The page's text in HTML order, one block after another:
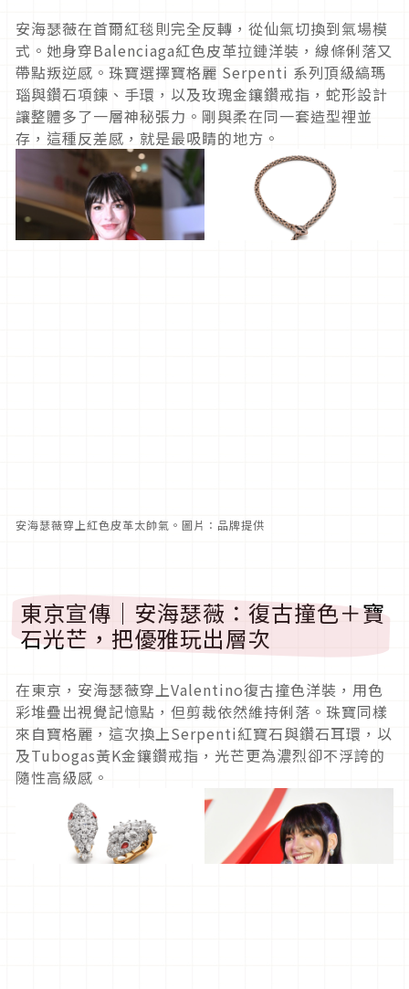
安海瑟薇在首爾紅毯則完全反轉，從仙氣切換到氣場模
式。她身穿Balenciaga紅色皮革拉鏈洋裝，線條俐落又
帶點叛逆感。珠寶選擇寶格麗 Serpenti 系列頂級縞瑪
瑙與鑽石項鍊、手環，以及玫瑰金鑲鑽戒指，蛇形設計
讓整體多了一層神秘張力。剛與柔在同一套造型裡並
存，這種反差感，就是最吸睛的地方。
安海瑟薇穿上紅色皮革太帥氣。圖片：品牌提供
東京宣傳｜安海瑟薇：復古撞色＋寶
石光芒，把優雅玩出層次
在東京，安海瑟薇穿上Valentino復古撞色洋裝，用色
彩堆疊出視覺記憶點，但剪裁依然維持俐落。珠寶同樣
來自寶格麗，這次換上Serpenti紅寶石與鑽石耳環，以
及Tubogas黃K金鑲鑽戒指，光芒更為濃烈卻不浮誇的
隨性高級感。